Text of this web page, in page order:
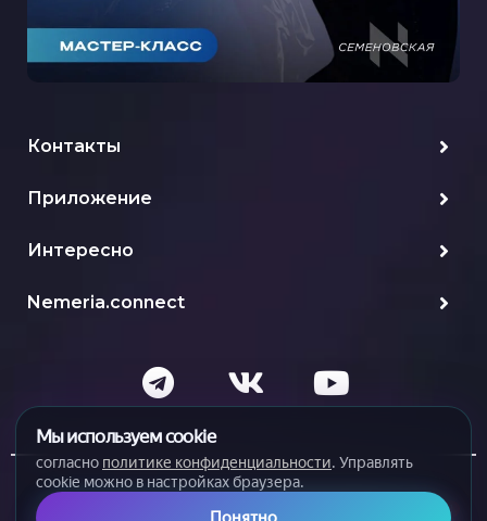
Контакты
Приложение
Интересно
Nemeria.connect
Мы используем cookie
согласно политике конфиденциальности. Управлять
cookie можно в настройках браузера.
1